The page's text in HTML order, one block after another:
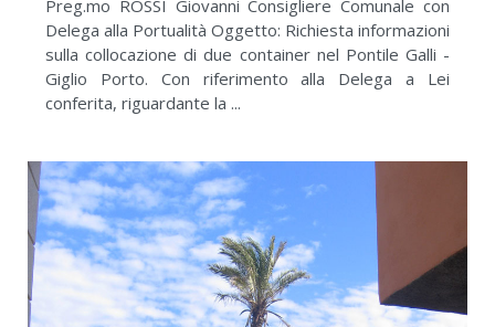
Preg.mo ROSSI Giovanni Consigliere Comunale con
Delega alla Portualità Oggetto: Richiesta informazioni
sulla collocazione di due container nel Pontile Galli -
Giglio Porto. Con riferimento alla Delega a Lei
conferita, riguardante la ...